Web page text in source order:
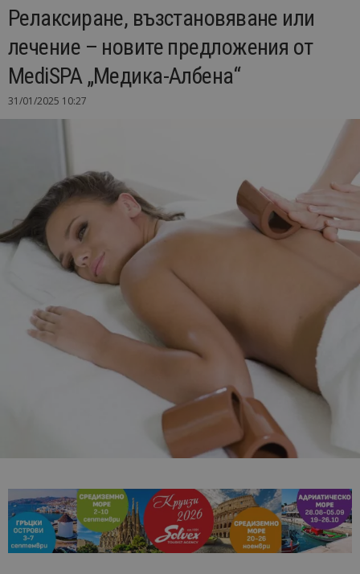
Релаксиране, възстановяване или
лечение – новите предложения от
MediSPA „Медика-Албена“
31/01/2025 10:27